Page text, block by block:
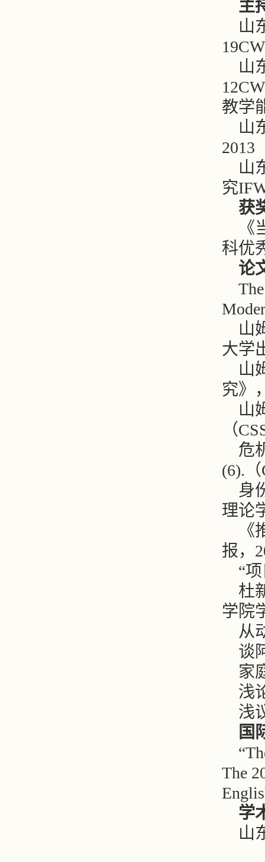
主
山
山
教学
山
2013
山
究
获
科优
论
山
大学
山
究》
山
（
危
(6).
身
理论
报，
“
杜
学院
从
谈
家
浅
浅
国
The
学
山